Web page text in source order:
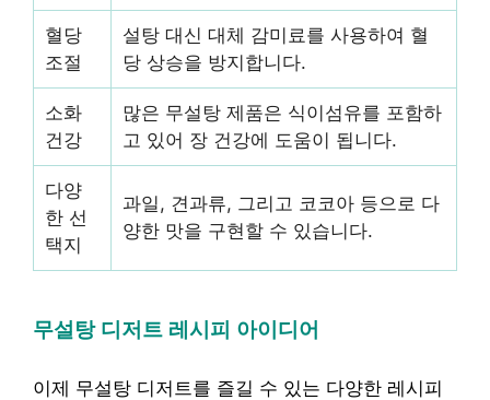
혈당
조절
설탕 대신 대체 감미료를 사용하여 혈
당 상승을 방지합니다.
소화
건강
많은 무설탕 제품은 식이섬유를 포함하
고 있어 장 건강에 도움이 됩니다.
다양
한 선
택지
과일, 견과류, 그리고 코코아 등으로 다
양한 맛을 구현할 수 있습니다.
무설탕 디저트 레시피 아이디어
이제 무설탕 디저트를 즐길 수 있는 다양한 레시피